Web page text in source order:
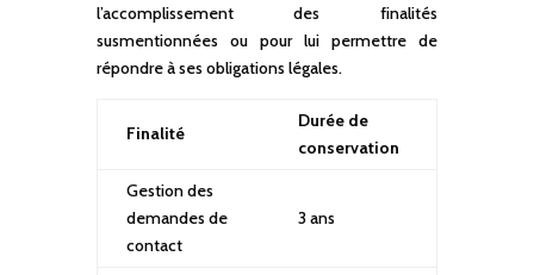
l’accomplissement des finalités
susmentionnées ou pour lui permettre de
répondre à ses obligations légales.
Finalité
Durée de
conservation
Gestion des
demandes de
contact
3 ans